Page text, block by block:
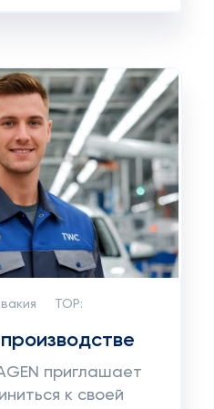
TOP:
приглашает
к своей